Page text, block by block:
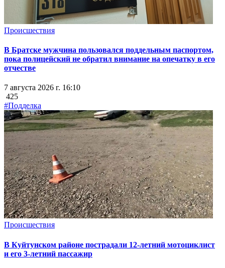
Происшествия
В Братске мужчина пользовался поддельным паспортом,
пока полицейский не обратил внимание на опечатку в его
отчестве
7 августа 2026 г. 16:10
425
#Подделка
Происшествия
В Куйтунском районе пострадали 12-летний мотоциклист
и его 3-летний пассажир